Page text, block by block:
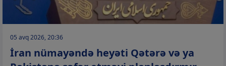
05 avq 2026, 20:36
İran nümayəndə heyəti Qətərə və ya